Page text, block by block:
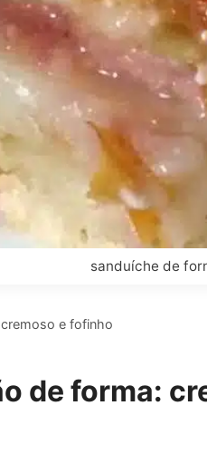
sanduíche de
e fofinho
de forma: